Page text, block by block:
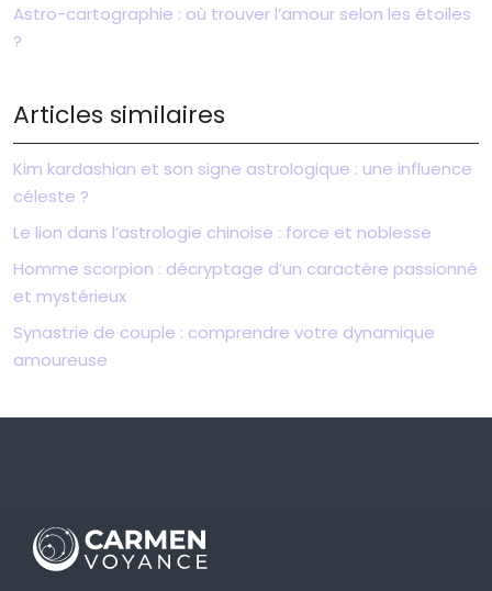
Astro-cartographie : où trouver l’amour selon les étoiles
?
Articles similaires
Kim kardashian et son signe astrologique : une influence
céleste ?
Le lion dans l’astrologie chinoise : force et noblesse
Homme scorpion : décryptage d’un caractère passionné
et mystérieux
Synastrie de couple : comprendre votre dynamique
amoureuse